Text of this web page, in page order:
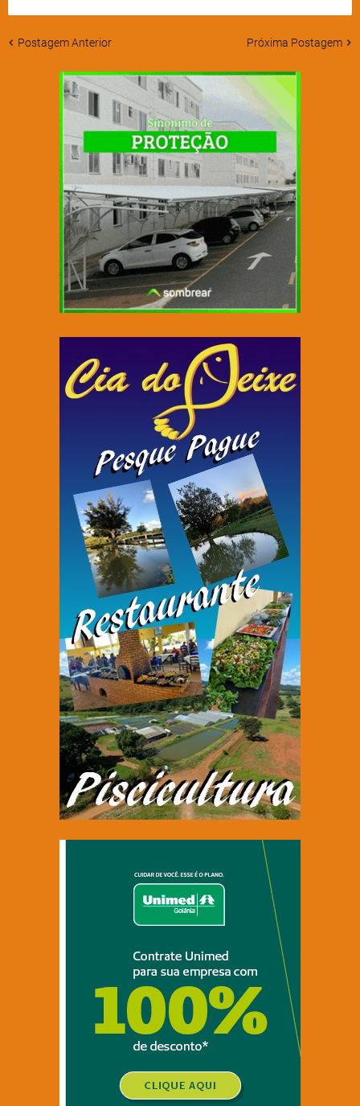
Postagem Anterior Próxima Postagem